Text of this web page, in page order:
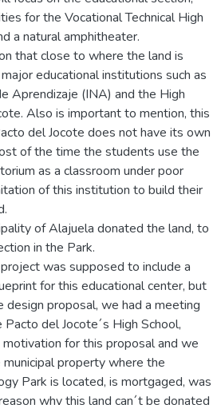
for the Vocational Technical High
a natural amphitheater.
that close to where the land is
educational institutions such as
Aprendizaje (INA) and the High
Also is important to mention, this
del Jocote does not have its own
of the time the students use the
as a classroom under poor
of this institution to build their
of Alajuela donated the land, to
in the Park.
was supposed to include a
for this educational center, but
proposal, we had a meeting
del Jocote´s High School,
for this proposal and we
property where the
Park is located, is mortgaged, was
why this land can´t be donated